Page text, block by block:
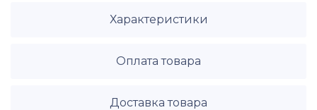
Характеристики
Оплата товара
Доставка товара